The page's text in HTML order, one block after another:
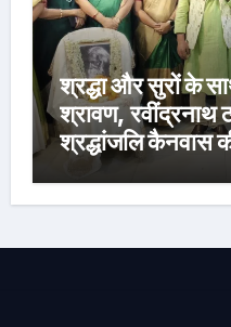
श्रद्धा और सुरों के
श्रावण, रवींद्रनाथ
श्रद्धांजलि कैनवास
बांधा समां